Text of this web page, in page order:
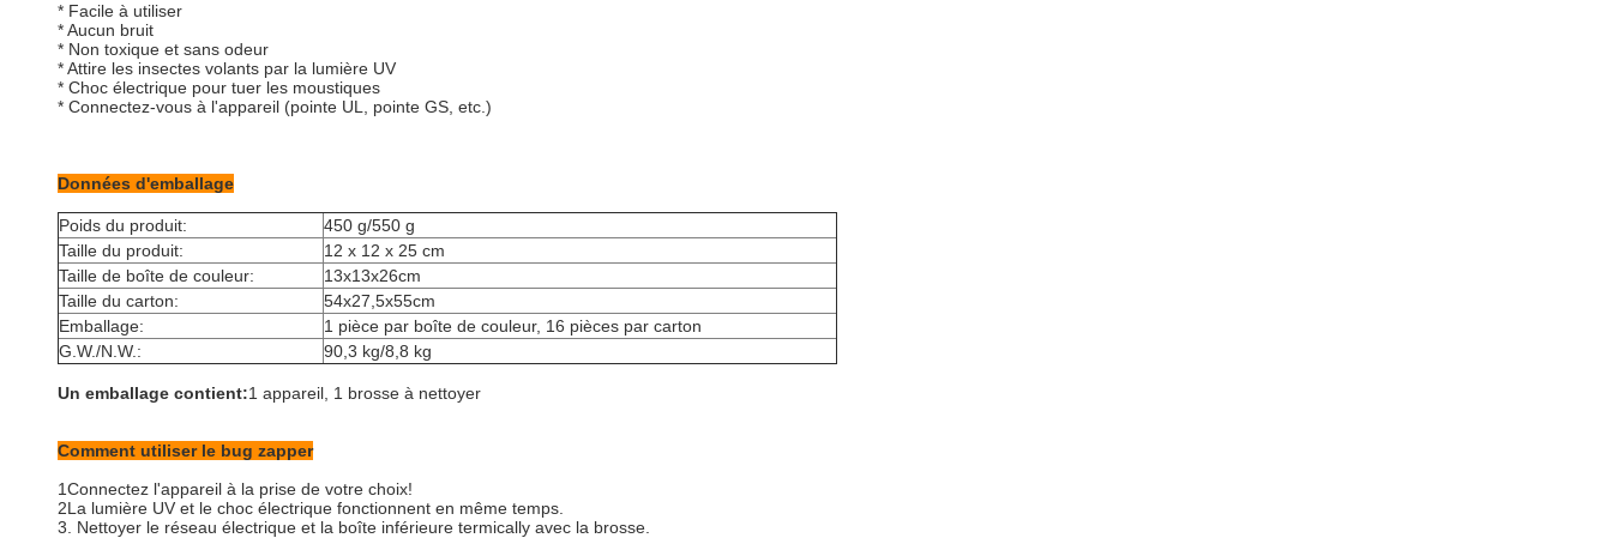
* Facile à utiliser
* Aucun bruit
* Non toxique et sans odeur
* Attire les insectes volants par la lumière UV
* Choc électrique pour tuer les moustiques
* Connectez-vous à l'appareil (pointe UL, pointe GS, etc.)
Données d'emballage
Poids du produit:
450 g/550 g
Taille du produit:
12 x 12 x 25 cm
Taille de boîte de couleur:
13x13x26cm
Taille du carton:
54x27,5x55cm
Emballage:
1 pièce par boîte de couleur, 16 pièces par carton
G.W./N.W.:
90,3 kg/8,8 kg
Un emballage contient:1 appareil, 1 brosse à nettoyer
Comment utiliser le bug zapper
1Connectez l'appareil à la prise de votre choix!
2La lumière UV et le choc électrique fonctionnent en même temps.
3. Nettoyer le réseau électrique et la boîte inférieure termically avec la brosse.